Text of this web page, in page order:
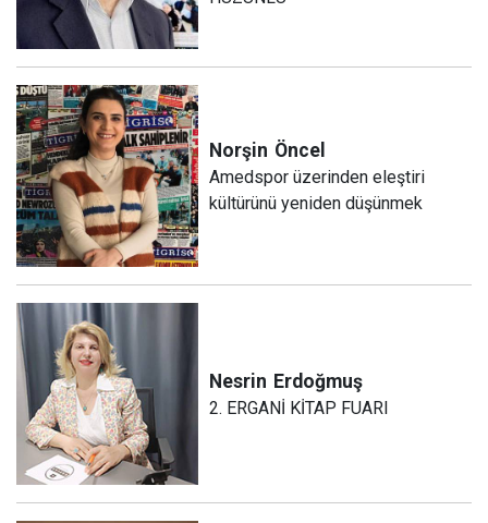
Norşin Öncel
Amedspor üzerinden eleştiri
kültürünü yeniden düşünmek
Nesrin Erdoğmuş
2. ERGANİ KİTAP FUARI